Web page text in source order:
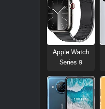
Apple Watch
Series 9